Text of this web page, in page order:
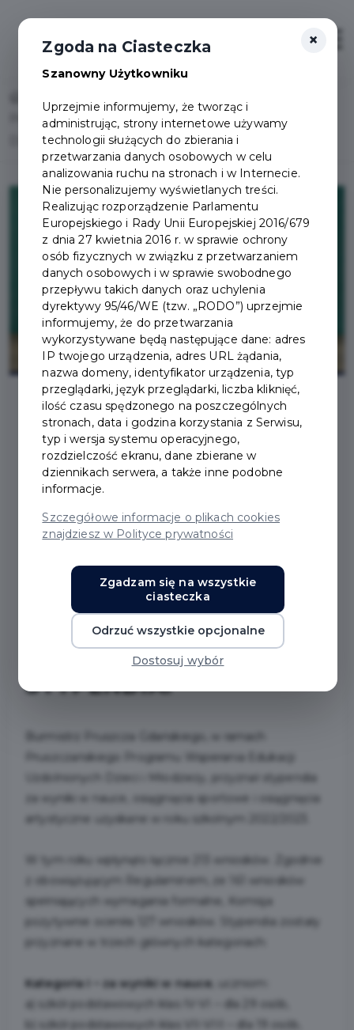
Pruszczański Program Wspierania Edukacji Uzdolnionych
Dzieci i Młodzieży – przyznane zostały stypendia!
2023-08-01
PRUSZCZAŃSKI
PROGRAM WSPIERANIA
EDUKACJI
UZDOLNIONYCH DZIECI
I MŁODZIEŻY –
PRZYZNANE ZOSTAŁY
STYPENDIA!
Burmistrz Pruszcza Gdańskiego, w ramach
Pruszczańskiego Programu Wspierania Edukacji
Uzdolnionych Dzieci i Młodzieży, przyznał stypendia
za wyniki w nauce, osiągnięcia sportowe i osiągnięcia
artystyczne uzyskane w roku szkolnym 2022/2023.
W tym roku wpłynęło łącznie 213 wniosków. Zgodnie
z obowiązującym Regulaminem, ze 161 wniosków
spełniających wymagania formalne, Komisja
pozytywnie oceniła 127 wniosków. Stypendia zostały
przyznane w trzech głównych kategoriach:
Kategoria I – za wyniki w nauce
a) szkół podstawowych klas IV-VI – dla 29 osób,
b) szkół podstawowych klas VII-VIII – dla 19 osób,
×
Zgoda na Ciasteczka
Szanowny Użytkowniku
Uprzejmie informujemy, że tworząc i
administrując, strony internetowe używamy
technologii służących do zbierania i
przetwarzania danych osobowych w celu
analizowania ruchu na stronach i w Internecie.
Nie personalizujemy wyświetlanych treści.
Realizując rozporządzenie Parlamentu
Europejskiego i Rady Unii Europejskiej 2016/679
z dnia 27 kwietnia 2016 r. w sprawie ochrony
osób fizycznych w związku z przetwarzaniem
danych osobowych i w sprawie swobodnego
przepływu takich danych oraz uchylenia
dyrektywy 95/46/WE (tzw. „RODO”) uprzejmie
informujemy, że do przetwarzania
wykorzystywane będą następujące dane: adres
IP twojego urządzenia, adres URL żądania,
nazwa domeny, identyfikator urządzenia, typ
przeglądarki, język przeglądarki, liczba kliknięć,
ilość czasu spędzonego na poszczególnych
stronach, data i godzina korzystania z Serwisu,
typ i wersja systemu operacyjnego,
rozdzielczość ekranu, dane zbierane w
dziennikach serwera, a także inne podobne
informacje.
Szczegółowe informacje o plikach cookies
znajdziesz w Polityce prywatności
Zgadzam się na wszystkie
ciasteczka
Odrzuć wszystkie opcjonalne
Dostosuj wybór